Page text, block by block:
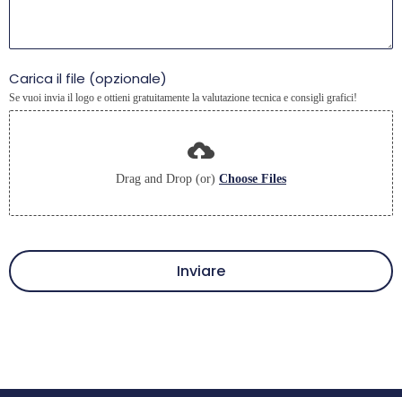
Carica il file (opzionale)
Se vuoi invia il logo e ottieni gratuitamente la valutazione tecnica e consigli grafici!
Drag and Drop (or) Choose Files
Inviare